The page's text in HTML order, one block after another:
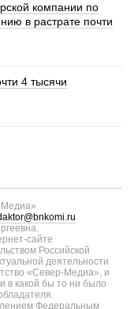
компании по
в растрате почти
4 тысячи
сайте
Российской
деятельности
«Север-Медиа», и
в какой бы то ни было
Федеральным